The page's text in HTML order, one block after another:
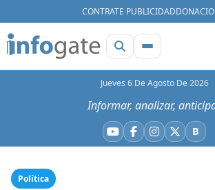
CONTRATE PUBLICIDAD
Jueves 6 De Agosto De 2026
Informar, analizar,
YouTube
Facebook
Instagram
X B
Política